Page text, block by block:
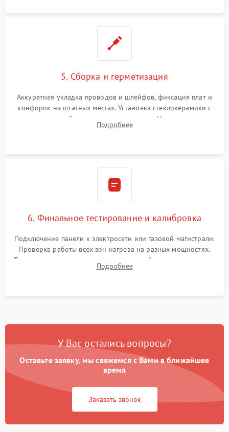
5. Сборка и герметизация
Аккуратная укладка проводов и шлейфов, фиксация плат и
конфорок на штатных местах. Установка стеклокерамики с
проверкой равномерности зазоров. Нанесение
термостойкого герметика или укладка уплотнительной
Подробнее
6. Финальное тестирование и калибровка
Подключение панели к электросети или газовой магистрали.
Проверка работы всех зон нагрева на разных мощностях.
Тестирование сенсорного управления, таймера, индикаторов
остаточного тепла и систем защиты от перегрева.
Подробнее
У Вас остались вопросы?
Оставьте заявку, мы свяжемся с Вами в ближайшее
время
Заказать звонок